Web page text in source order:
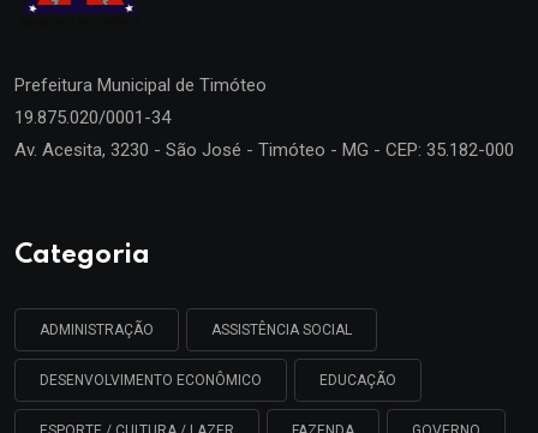
Prefeitura Municipal de Timóteo
19.875.020/0001-34
Av. Acesita, 3230 - São José - Timóteo - MG - CEP: 35.182-000
Categoria
ADMINISTRAÇÃO ASSISTÊNCIA SOCIAL
DESENVOLVIMENTO ECONÔMICO EDUCAÇÃO